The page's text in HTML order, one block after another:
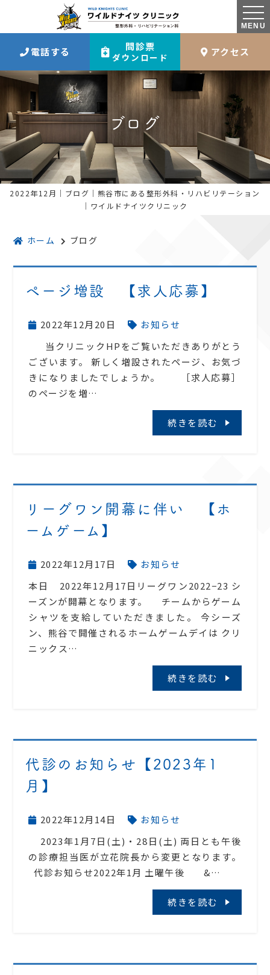
MENU
電話する 問診票
ダウンロード アクセス
ブログ
2022年12月｜ブログ｜熊谷市にある整形外科・リハビリテーション
｜ワイルドナイツクリニック
ホーム ブログ
ページ増設 【求人応募】
2022年12月20日
お知らせ
当クリニックHPをご覧いただきありがとう
ございます。 新しく増設されたページ、お気づ
きになりましたでしょうか。 ［求人応募］
のページを増…
続きを読む
リーグワン開幕に伴い 【ホ
ームゲーム】
2022年12月17日
お知らせ
本日 2022年12月17日リーグワン2022−23 シ
ーズンが開幕となります。 チームからゲーム
シャツを支給していただきました。 今シーズ
ン、熊谷で開催されるホームゲームデイは クリ
ニックス…
続きを読む
代診のお知らせ【2023年1
月】
2022年12月14日
お知らせ
2023年1月7日(土)・28日(土) 両日とも午後
の診療担当医が立花院長から変更となります。
代診お知らせ2022年1月 土曜午後 &…
続きを読む